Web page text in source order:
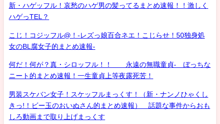
新・ハゲッフル！哀愁のハゲ男の髪ってるまとめ速報！！激しく
ハゲっTEL？
こじ！コジッフル@！-レズっ娘百合ネエ！こじらせ！50独身処
女のBL腐女子的まとめ速報-
何だ！何が？真・シロッフル！！ 永遠の無職童貞- ぼっちな
ニート的まとめ速報！一生童貞上等夜露死苦！
男装スケバン女子！スケッフルまっくす！（新・ナンノひゃくし
きっ!！ビー玉のおいぬさん的まとめ速報） 話題な事件からおも
しろ動画まで取り上げまっくす